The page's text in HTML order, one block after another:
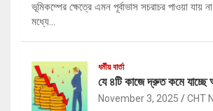
ভূমিকম্পের ক্ষেত্রে এমন পূর্বাভাস সচরাচর পাওয়া যায়
মধ্যে…
ধর্মীয় বার্তা
যে ৪টি কাজে দ্রুত কমে যাচ্ছে
November 3, 2025 CHT